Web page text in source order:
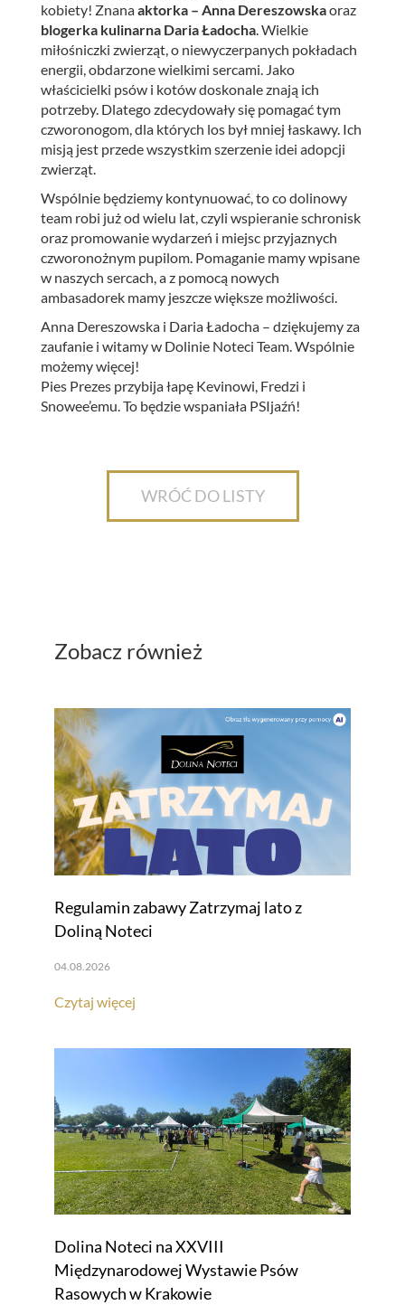
kobiety! Znanaaktorka – Anna Dereszowskaoraz
blogerka kulinarna Daria Ładocha. Wielkie
miłośniczki zwierząt, o niewyczerpanych pokładach
energii, obdarzone wielkimi sercami. Jako
właścicielki psów i kotów doskonale znają ich
potrzeby. Dlatego zdecydowały się pomagać tym
czworonogom, dla których los był mniej łaskawy. Ich
misją jest przede wszystkim szerzenie idei adopcji
zwierząt.
Wspólnie będziemy kontynuować, to co dolinowy
team robi już od wielu lat, czyli wspieranie schronisk
oraz promowanie wydarzeń i miejsc przyjaznych
czworonożnym pupilom. Pomaganie mamy wpisane
w naszych sercach, a z pomocą nowych
ambasadorek mamy jeszcze większe możliwości.
Anna Dereszowska i Daria Ładocha – dziękujemy za
zaufanie i witamy w Dolinie Noteci Team. Wspólnie
możemy więcej!
Pies Prezes przybija łapę Kevinowi, Fredzi i
Snowee’emu. To będzie wspaniała PSIjaźń!
WRÓĆ DO LISTY
Zobacz również
Regulamin zabawy Zatrzymaj lato z
Doliną Noteci
04.08.2026
Czytaj więcej
Dolina Noteci na XXVIII
Międzynarodowej Wystawie Psów
Rasowych w Krakowie